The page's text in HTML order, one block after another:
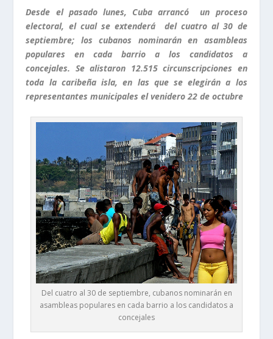
Desde el pasado lunes, Cuba arrancó un proceso
electoral, el cual se extenderá del cuatro al 30 de
septiembre; los cubanos nominarán en asambleas
populares en cada barrio a los candidatos a
concejales. Se alistaron 12.515 circunscripciones en
toda la caribeña isla, en las que se elegirán a los
representantes municipales el venidero 22 de octubre
Del cuatro al 30 de septiembre, cubanos nominarán en
asambleas populares en cada barrio a los candidatos a
concejales